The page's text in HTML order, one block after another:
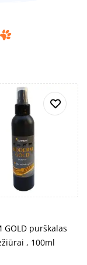
GOLD purškalas
, 100ml